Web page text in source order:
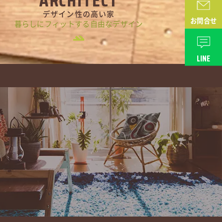
お問合せ
LINE
デザイン性の高い家
暮らしにフィットする自由なデザイン